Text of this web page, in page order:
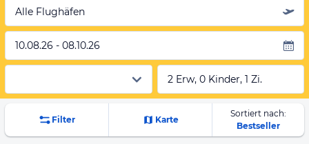
Alle Flughäfen
10.08.26 - 08.10.26
2 Erw, 0 Kinder, 1 Zi.
Filter Karte
Sortiert nach:
Bestseller